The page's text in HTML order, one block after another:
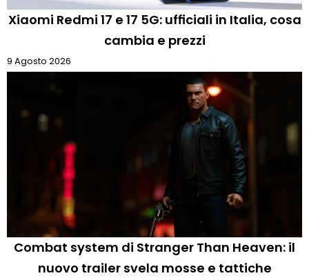
Xiaomi Redmi 17 e 17 5G: ufficiali in Italia, cosa
cambia e prezzi
9 Agosto 2026
Combat system di Stranger Than Heaven: il
nuovo trailer svela mosse e tattiche